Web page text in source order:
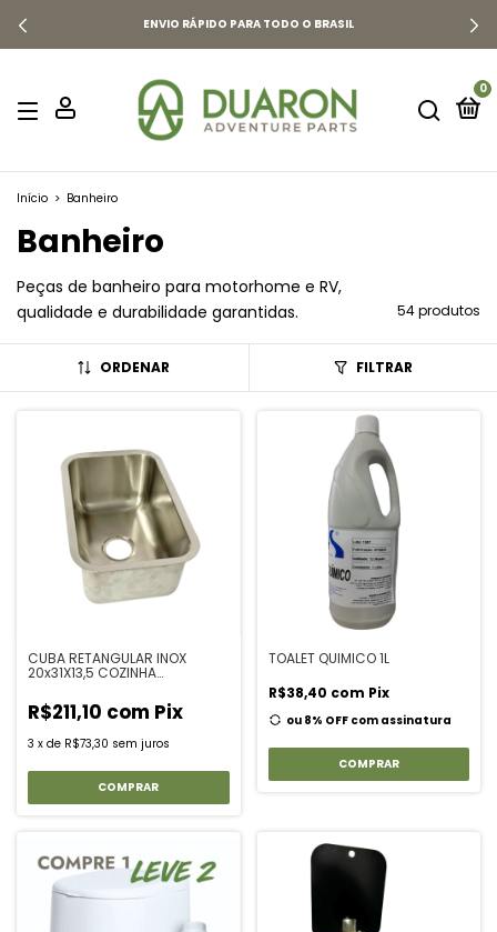
PREÇOS COM ATE 50% OFF
0
Início > Banheiro
Banheiro
Peças de banheiro para motorhome e RV,
qualidade e durabilidade garantidas.
54 produtos
ORDENAR FILTRAR
CUBA RETANGULAR INOX
20x31X13,5 COZINHA
R$211,10 com Pix
3 x de R$73,30 sem juros
TOALET QUIMICO 1L
R$38,40 com Pix
ou 8% OFF com assinatura
COMPRAR